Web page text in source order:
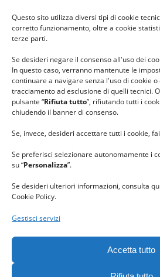
Questo sito utilizza diversi tipi di cookie
corretto funzionamento, oltre a cookie
terze parti.
Se desideri negare il consenso all'uso dei
In questo caso, verranno mantenute le
continuare a navigare senza l'uso di cookie
tracciamento ad esclusione di quelli tecnici.
pulsante “Rifiuta tutto”, rifiutando tutti i
chiudendo il banner di consenso.
Se, invece, desideri accettare tutti i cookie, fai
Se preferisci selezionare autonomamente i
su “Personalizza”.
Se desideri ulteriori informazioni, consulta
Cookie Policy.
Gestisci servizi
Accetta tutto